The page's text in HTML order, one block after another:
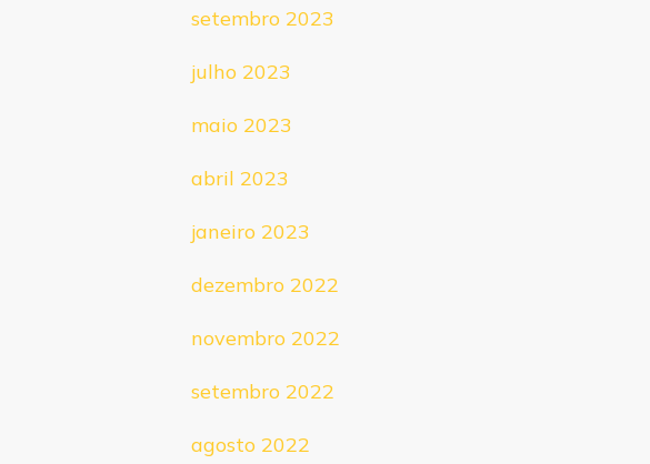
setembro 2023
julho 2023
maio 2023
abril 2023
janeiro 2023
dezembro 2022
novembro 2022
setembro 2022
agosto 2022